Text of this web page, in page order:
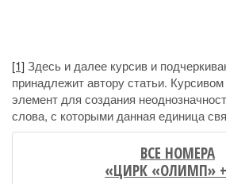
[1]Здесь и далее курсив и
принадлежит автору статьи.
элемент для создания
слова, с которыми данная единица
ВСЕ НОМЕРА
«ЦИРК «ОЛИМП»